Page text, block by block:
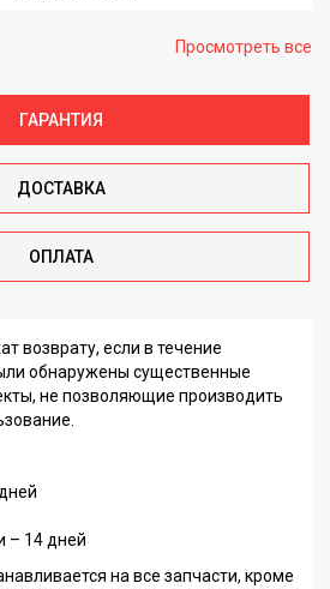
Просмотреть все
ГАРАНТИЯ
ДОСТАВКА
ОПЛАТА
возврату, если в течение
обнаружены существенные
не позволяющие производить
– 14 дней
на все запчасти, кроме